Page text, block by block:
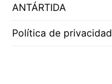
ANTÁRTIDA
Política de privacidad